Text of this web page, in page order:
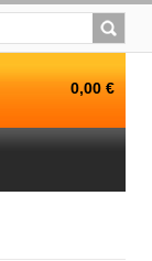
0,00 €